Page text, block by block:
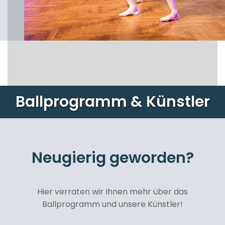
Ballprogramm & Künstler
Neugierig geworden?
Hier verraten wir Ihnen mehr über das
Ballprogramm und unsere Künstler!